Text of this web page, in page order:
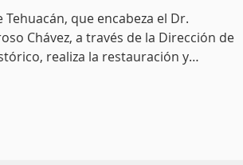
Tehuacán, que encabeza el Dr.
Chávez, a través de la Dirección de
realiza la restauración y